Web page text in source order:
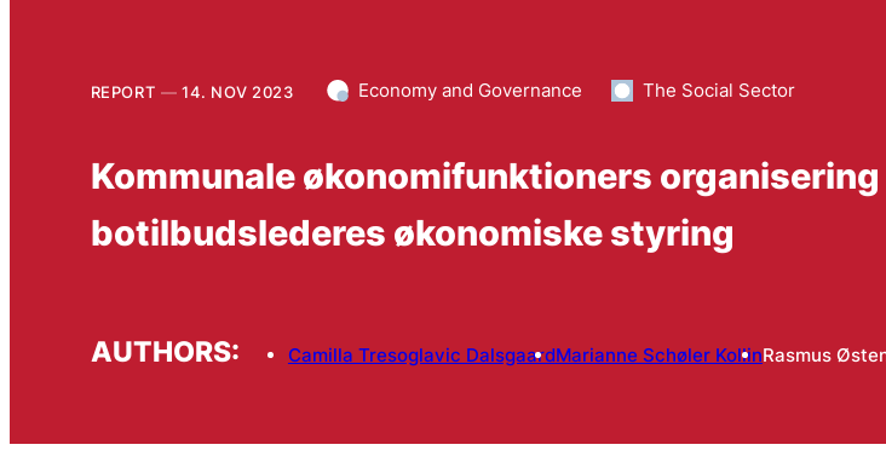
REPORT 14. NOV 2023 Economy and Governance The Social Sector
Kommunale økonomifunktioners
botilbudslederes økonomiske styring
AUTHORS: Camilla Tresoglavic DalsgaardMarianne Schøler KollinRasmus